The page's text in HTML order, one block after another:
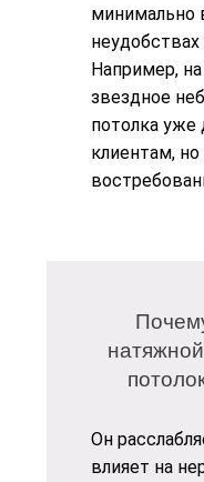
Например,
звездное
потолка
клиентам,
Он
влияет на